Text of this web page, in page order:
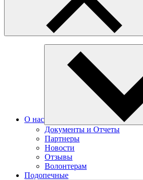
О нас
Документы и Отчеты
Партнеры
Новости
Отзывы
Волонтерам
Подопечные